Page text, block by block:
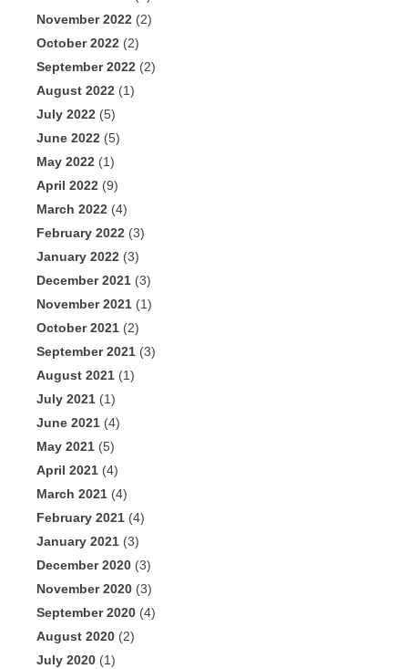
November 2022 (2)
October 2022 (2)
September 2022 (2)
August 2022 (1)
July 2022 (5)
June 2022 (5)
May 2022 (1)
April 2022 (9)
March 2022 (4)
February 2022 (3)
January 2022 (3)
December 2021 (3)
November 2021 (1)
October 2021 (2)
September 2021 (3)
August 2021 (1)
July 2021 (1)
June 2021 (4)
May 2021 (5)
April 2021 (4)
March 2021 (4)
February 2021 (4)
January 2021 (3)
December 2020 (3)
November 2020 (3)
September 2020 (4)
August 2020 (2)
July 2020 (1)